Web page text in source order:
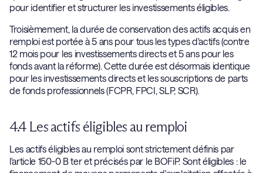
pour identifier et structurer les investissements éligibles.
Troisièmement, la durée de conservation des actifs acquis en
remploi est portée à 5 ans pour tous les types d'actifs (contre
12 mois pour les investissements directs et 5 ans pour les
fonds avant la réforme). Cette durée est désormais identique
pour les investissements directs et les souscriptions de parts
de fonds professionnels (FCPR, FPCI, SLP, SCR).
4.4 Les actifs éligibles au remploi
Les actifs éligibles au remploi sont strictement définis par
l'article 150-0 B ter et précisés par le BOFiP. Sont éligibles : le